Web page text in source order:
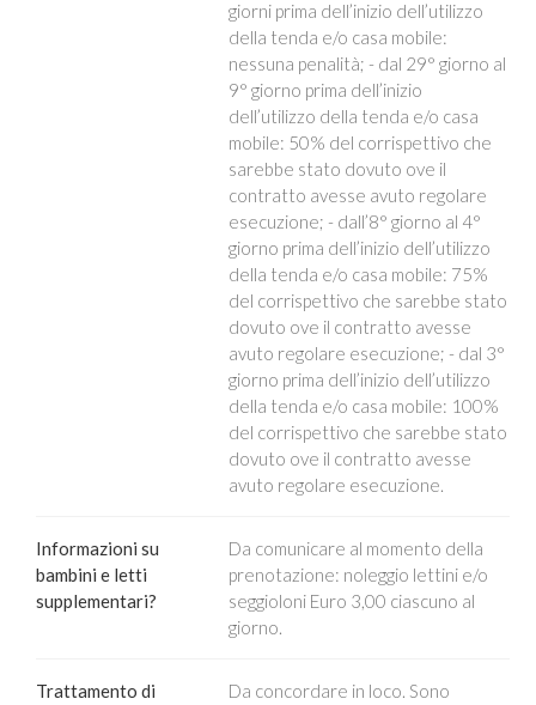
giorni prima dell’inizio dell’utilizzo
della tenda e/o casa mobile:
nessuna penalità; - dal 29° giorno al
9° giorno prima dell’inizio
dell’utilizzo della tenda e/o casa
mobile: 50% del corrispettivo che
sarebbe stato dovuto ove il
contratto avesse avuto regolare
esecuzione; - dall’8° giorno al 4°
giorno prima dell’inizio dell’utilizzo
della tenda e/o casa mobile: 75%
del corrispettivo che sarebbe stato
dovuto ove il contratto avesse
avuto regolare esecuzione; - dal 3°
giorno prima dell’inizio dell’utilizzo
della tenda e/o casa mobile: 100%
del corrispettivo che sarebbe stato
dovuto ove il contratto avesse
avuto regolare esecuzione.
Informazioni su
bambini e letti
supplementari?
Da comunicare al momento della
prenotazione: noleggio lettini e/o
seggioloni Euro 3,00 ciascuno al
giorno.
Trattamento di
Da concordare in loco. Sono